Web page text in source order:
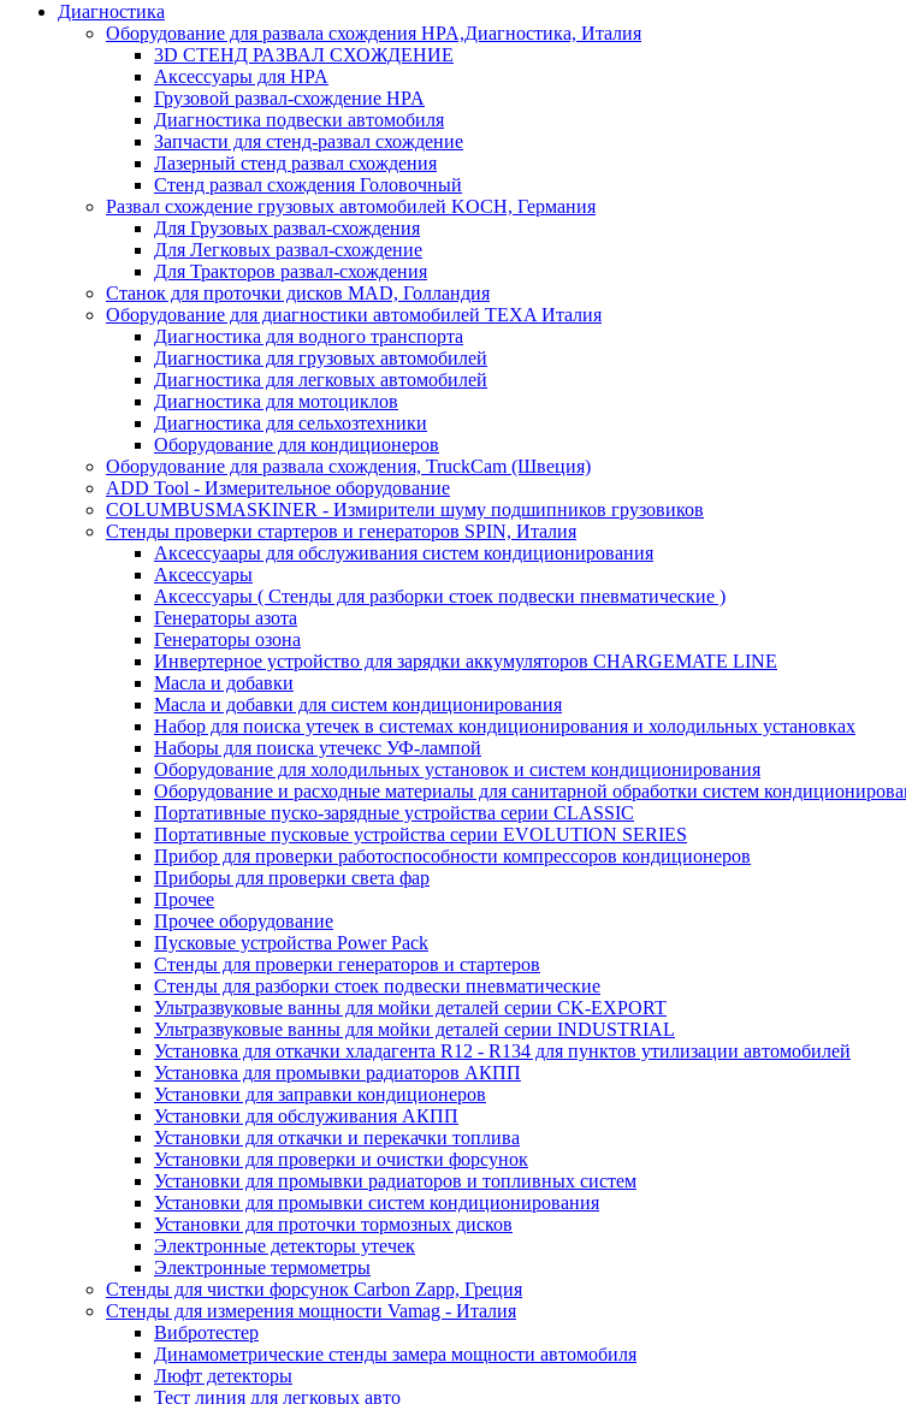
Диагностика
Оборудование для развала схождения HPA,Диагностика, Италия
3D СТЕНД РАЗВАЛ СХОЖДЕНИЕ
Аксессуары для HPA
Грузовой развал-схождение HPA
Диагностика подвески автомобиля
Запчасти для стенд-развал схождение
Лазерный стенд развал схождения
Стенд развал схождения Головочный
Развал схождение грузовых автомобилей KOCH, Германия
Для Грузовых развал-схождения
Для Легковых развал-схождение
Для Тракторов развал-схождения
Станок для проточки дисков MAD, Голландия
Оборудование для диагностики автомобилей TEXA Италия
Диагностика для водного транспорта
Диагностика для грузовых автомобилей
Диагностика для легковых автомобилей
Диагностика для мотоциклов
Диагностика для сельхозтехники
Оборудование для кондиционеров
Оборудование для развала схождения, TruckCam (Швеция)
ADD Tool - Измерительное оборудование
COLUMBUSMASKINER - Измирители шуму подшипников грузовиков
Стенды проверки стартеров и генераторов SPIN, Италия
Аксессуаары для обслуживания систем кондиционирования
Аксессуары
Аксессуары ( Стенды для разборки стоек подвески пневматические )
Генераторы азота
Генераторы озона
Инвертерное устройство для зарядки аккумуляторов CHARGEMATE LINE
Масла и добавки
Масла и добавки для систем кондиционирования
Набор для поиска утечек в системах кондиционирования и холодильных установках
Наборы для поиска утечекс УФ-лампой
Оборудование для холодильных установок и систем кондиционирования
Оборудование и расходные материалы для санитарной обработки систем
Портативные пуско-зарядные устройства серии CLASSIC
Портативные пусковые устройства серии EVOLUTION SERIES
Прибор для проверки работоспособности компрессоров кондиционеров
Приборы для проверки света фар
Прочее
Прочее оборудование
Пусковые устройства Power Pack
Стенды для проверки генераторов и стартеров
Стенды для разборки стоек подвески пневматические
Ультразвуковые ванны для мойки деталей серии CK-EXPORT
Ультразвуковые ванны для мойки деталей серии INDUSTRIAL
Установка для откачки хладагента R12 - R134 для пунктов утилизации автомобилей
Установка для промывки радиаторов АКПП
Установки для заправки кондиционеров
Установки для обслуживания АКПП
Установки для откачки и перекачки топлива
Установки для проверки и очистки форсунок
Установки для промывки радиаторов и топливных систем
Установки для промывки систем кондиционирования
Установки для проточки тормозных дисков
Электронные детекторы утечек
Электронные термометры
Стенды для чистки форсунок Carbon Zapp, Греция
Стенды для измерения мощности Vamag - Италия
Вибротестер
Динамометрические стенды замера мощности автомобиля
Люфт детекторы
Тест линия для легковых авто